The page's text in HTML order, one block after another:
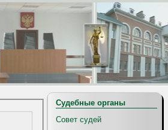
Судебные органы
Совет судей